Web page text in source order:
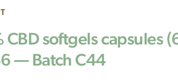
CBD softgels capsules
— Batch C44